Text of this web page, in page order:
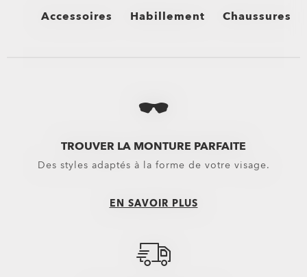
Accessoires Habillement Chaussures
Sacs & Valises
Trolleys
Casquettes et bonnets
Boardshorts
Shorts Hybrides
Pantalons
Hauts
Vêtements d’extérieur
Baskets
TROUVER LA MONTURE PARFAITE
Des styles adaptés à la forme de votre visage.
EN SAVOIR PLUS